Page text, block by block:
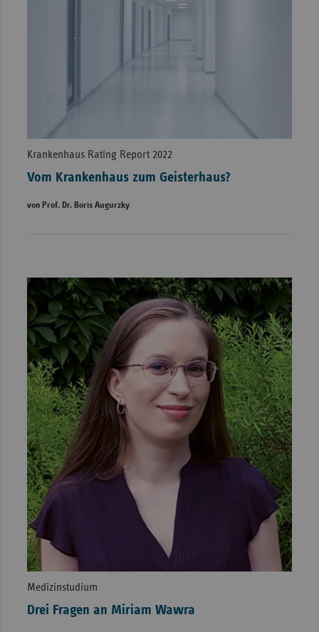
Krankenhaus Rating Report 2022
Vom Krankenhaus zum Geisterhaus?
von Prof. Dr. Boris Augurzky
Medizinstudium
Drei Fragen an Miriam Wawra